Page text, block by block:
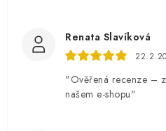
Renata Slavíková
"Ověřená recenze –
našem e-shopu"